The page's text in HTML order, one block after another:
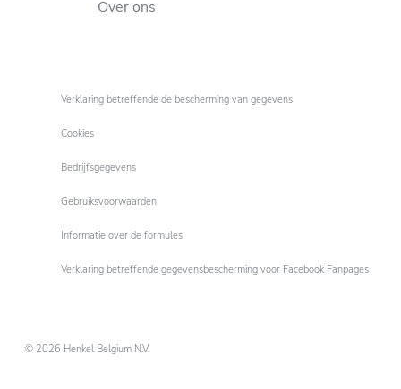
Over ons
© 2026 Henkel Belgium N.V.
Verklaring betreffende de bescherming van gegevens
Cookies
Bedrijfsgegevens
Gebruiksvoorwaarden
Informatie over de formules
Verklaring betreffende gegevensbescherming voor Facebook Fanpages